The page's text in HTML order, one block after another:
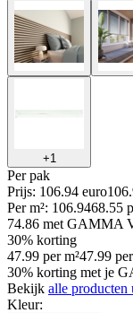
+1
Per pak
Prijs: 106.94 euro106.
Per m²: 106.9468.55
74.86 met GAMMA
30% korting
47.99 per m²47.99 per
30% korting met je
Bekijk alle producten
Kleur: